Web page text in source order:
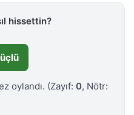
hissettin?
oylandı. (Zayıf:0, Nötr: